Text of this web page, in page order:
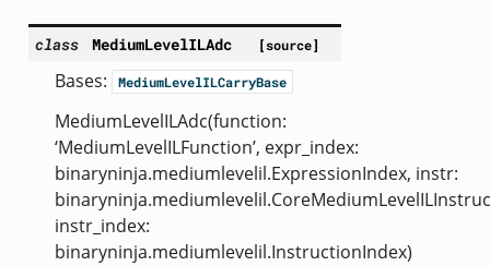
class MediumLevelILAdc [source]
Bases: MediumLevelILCarryBase
MediumLevelILAdc(function:
‘MediumLevelILFunction’, expr_index:
binaryninja.mediumlevelil.ExpressionIndex, instr:
instr_index:
binaryninja.mediumlevelil.InstructionIndex)